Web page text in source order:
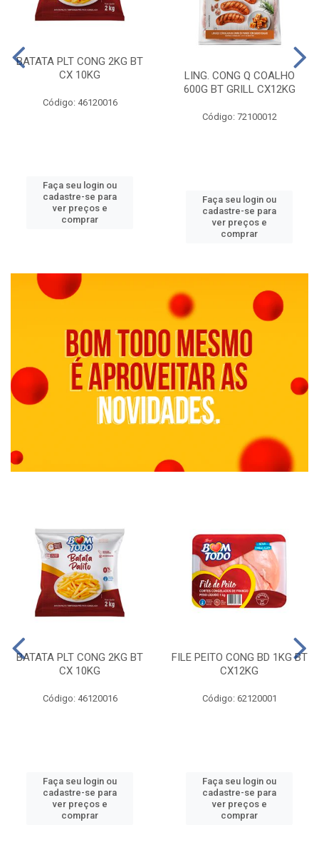
BATATA PLT CONG 2KG BT
CX 10KG
Código: 46120016
Faça seu login ou
cadastre-se para
ver preços e
comprar
LING. CONG Q COALHO
600G BT GRILL CX12KG
Código: 72100012
Faça seu login ou
cadastre-se para
ver preços e
comprar
BATATA PLT CONG 2KG BT
CX 10KG
Código: 46120016
Faça seu login ou
cadastre-se para
ver preços e
comprar
FILE PEITO CONG BD 1KG BT
CX12KG
Código: 62120001
Faça seu login ou
cadastre-se para
ver preços e
comprar